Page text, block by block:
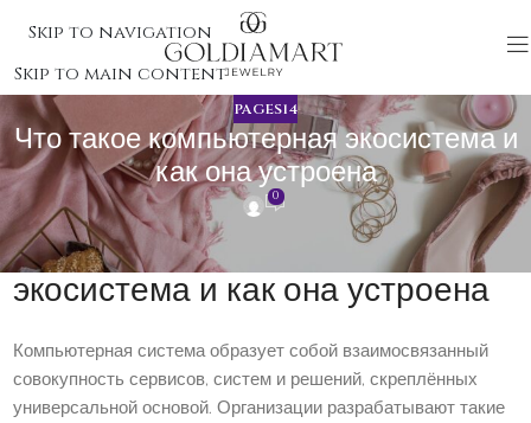
Skip to navigation
Skip to main content
PAGES14
Что такое компьютерная экосистема и
как она устроена
0
Что такое компьютерная
экосистема и как она устроена
Компьютерная система образует собой взаимосвязанный
совокупность сервисов, систем и решений, скреплённых
универсальной основой. Организации разрабатывают такие